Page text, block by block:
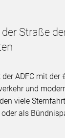
Straße
ADFC mit der
und
viele
als